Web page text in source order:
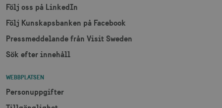
Följ oss på LinkedIn
Följ Kunskapsbanken på Facebook
Pressmeddelande från Visit Sweden
Sök efter innehåll
WEBBPLATSEN
Personuppgifter
li_gc
LinkedIn Corporation